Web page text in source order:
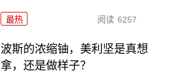
最热 阅读 6257
波斯的浓缩铀，美利坚是真想
拿，还是做样子？